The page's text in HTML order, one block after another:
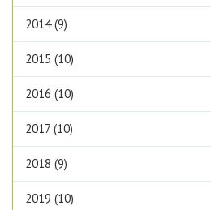
2014 (9)
2015 (10)
2016 (10)
2017 (10)
2018 (9)
2019 (10)